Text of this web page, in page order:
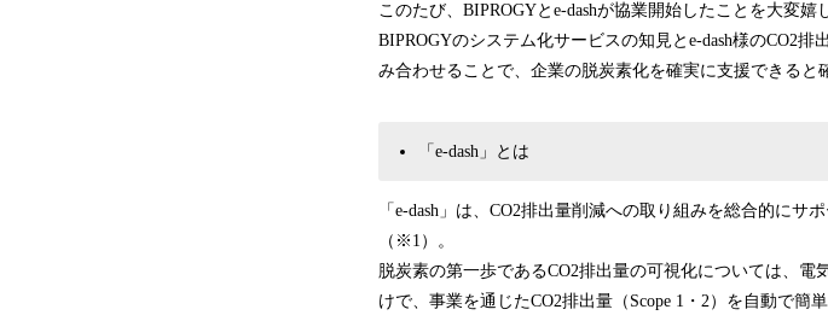
このたび、BIPROGYとe-dashが協業開始したことを大変嬉
BIPROGYのシステム化サービスの知見とe-dash様のCO2
み合わせることで、企業の脱炭素化を確実に支援できると
「e-dash」とは
「e-dash」は、CO2排出量削減への取り組みを総合的に
（※1）。
脱炭素の第一歩であるCO2排出量の可視化については、
けで、事業を通じたCO2排出量（Scope 1・2）を自動で